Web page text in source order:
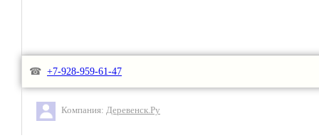
☎ +7-928-959-61-47
Компания: Деревенск.Ру